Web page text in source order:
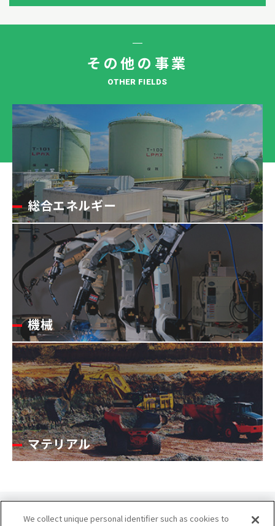
その他の事業
OTHER FIELDS
総合エネルギー
機械
マテリアル
We collect unique personal identifier such as cookies to